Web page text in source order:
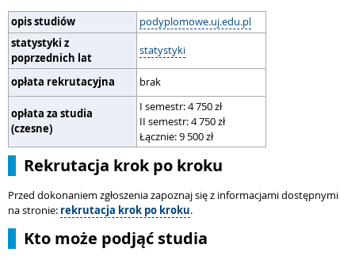
opis studiów
podyplomowe.uj.edu.pl
statystyki z
poprzednich lat
statystyki
opłata rekrutacyjna brak
opłata za studia
(czesne)
I semestr: 4 750 zł
II semestr: 4 750 zł
Łącznie: 9 500 zł
Rekrutacja krok po kroku
Przed dokonaniem zgłoszenia zapoznaj się z informacjami dostępnymi
na stronie: rekrutacja krok po kroku.
Kto może podjąć studia